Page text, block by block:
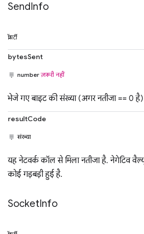
SendInfo
प्रॉपर्टी
bytesSent
numberज़रूरी नहीं
भेजे गए बाइट की संख्या (अगर नतीजा == 0 है)
resultCode
संख्या
यह नेटवर्क कॉल से मिला नतीजा है. नेगेटिव
कोई गड़बड़ी हुई है.
SocketInfo